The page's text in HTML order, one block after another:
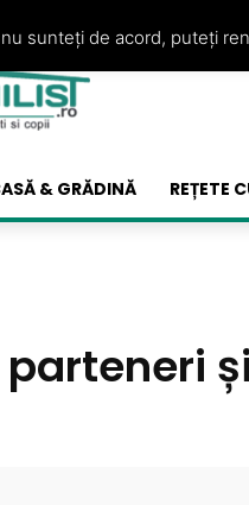
& GRĂDINĂ REȚETE
sunteți de acord, puteți